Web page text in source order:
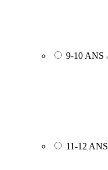
9-10 ANS
11-12 ANS